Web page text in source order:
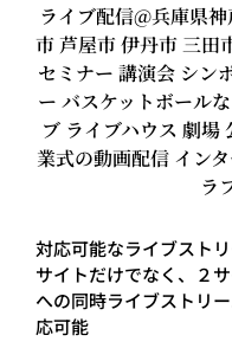
ライブ配信@兵庫県
市 芦屋市 伊丹市 三田
セミナー 講演会 シン
ー バスケットボール
ブ ライブハウス 劇場
業式の動画配信 イン
ラ
対応可能なライブスト
サイトだけでなく、２
への同時ライブストリ
応可能